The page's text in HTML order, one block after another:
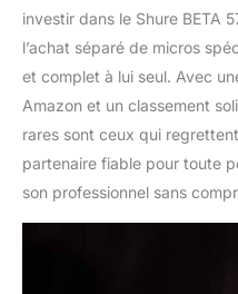
investir dans le Shure BETA
l’achat séparé de micros
et complet à lui seul. Avec
Amazon et un classement
rares sont ceux qui
partenaire fiable pour toute
son professionnel sans